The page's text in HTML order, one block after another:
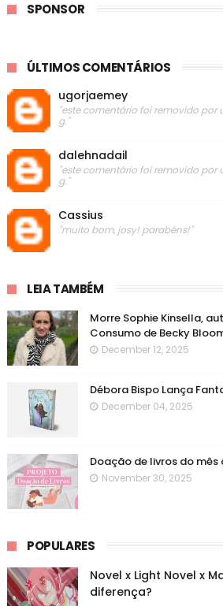
SPONSOR
ÚLTIMOS COMENTÁRIOS
ugorjaemey
"este comentário foi removido
g."
dalehnadail
"este comentário foi removido
g."
Cassius
"muito bom, josy! parabéns!"
LEIA TAMBÉM
Morre Sophie Kinsella,
Consumo de Becky
December 12, 2025
Débora Bispo Lança
December 04, 2025
Doação de livros do
November 30, 2025
POPULARES
Novel x Light Novel x
diferença?